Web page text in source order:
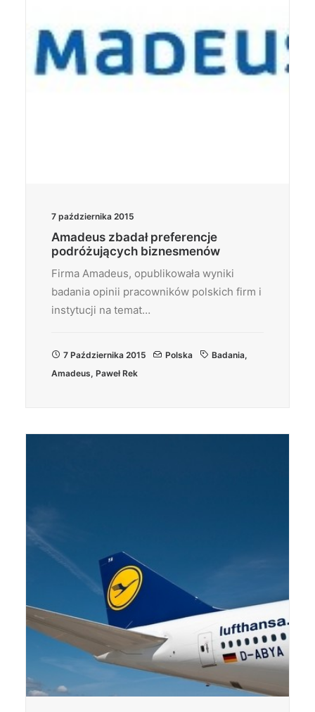
7 października 2015
Amadeus zbadał preferencje
podróżujących biznesmenów
Firma Amadeus, opublikowała wyniki
badania opinii pracowników polskich firm i
instytucji na temat…
7 Października 2015 Polska Badania,
Amadeus, Paweł Rek